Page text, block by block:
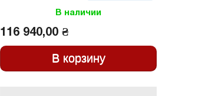
116 940,00 ₴
В наличии
GB172I-30K
АРТ.1721703001